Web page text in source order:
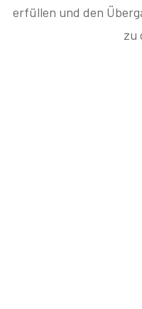
erfüllen und den
zu